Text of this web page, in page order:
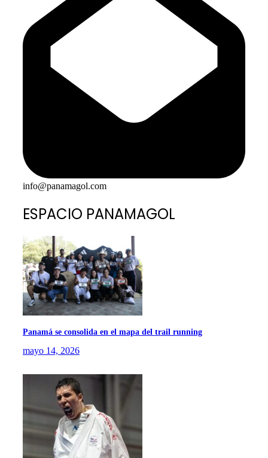
info@panamagol.com
ESPACIO PANAMAGOL
Panamá se consolida en el mapa del trail running
mayo 14, 2026